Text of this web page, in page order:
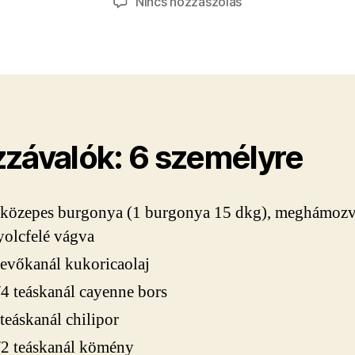
6 személyre
burgonya (1 burgonya 15 dkg),
vágva
kukoricaolaj
teáskanál cayenne bors
chilipor
teáskanál kömény